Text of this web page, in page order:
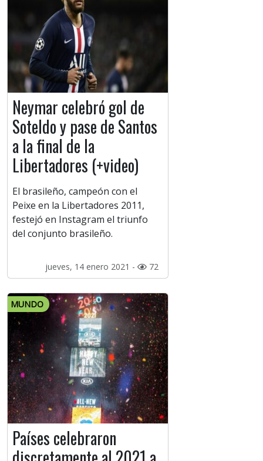
Neymar celebró gol de
Soteldo y pase de Santos
a la final de la
Libertadores (+video)
El brasileño, campeón con el
Peixe en la Libertadores 2011,
festejó en Instagram el triunfo
del conjunto brasileño.
jueves, 14 enero 2021 - 72
MUNDO
Países celebraron